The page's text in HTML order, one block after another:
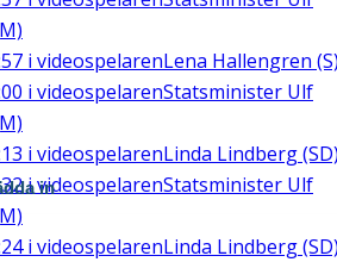
i videospelarenLena Hallengren
i videospelarenStatsminister Ulf
i videospelarenLinda Lindberg
i videospelarenStatsminister Ulf
i videospelarenLinda Lindberg
in